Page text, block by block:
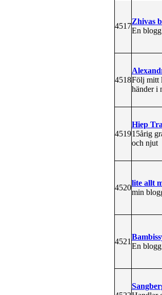
4517
Zhivas
En
4518Följ mitt
händer i
4519
Hiep
15årig
och njut
4520
lite allt
min
4521
En